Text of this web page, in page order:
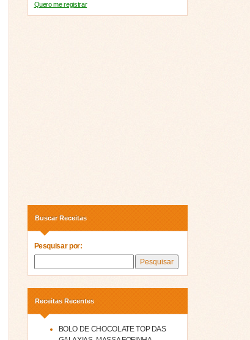
Quero me registrar
Buscar Receitas
Pesquisar por:
Receitas Recentes
BOLO DE CHOCOLATE TOP DAS